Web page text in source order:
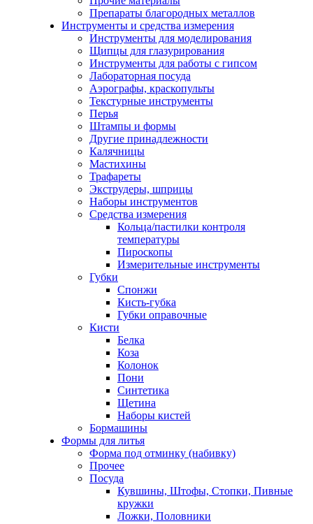
Препараты благородных металлов
Инструменты и средства измерения
Инструменты для моделирования
Щипцы для глазурирования
Инструменты для работы с гипсом
Лабораторная посуда
Аэрографы, краскопульты
Текстурные инструменты
Перья
Штампы и формы
Другие принадлежности
Калячницы
Мастихины
Трафареты
Экструдеры, шприцы
Наборы инструментов
Средства измерения
Кольца/пастилки контроля
температуры
Пироскопы
Измерительные инструменты
Губки
Спонжи
Кисть-губка
Губки оправочные
Кисти
Белка
Коза
Колонок
Пони
Синтетика
Щетина
Наборы кистей
Бормашины
Формы для литья
Форма под отминку (набивку)
Прочее
Посуда
Кувшины, Штофы, Стопки, Пивные
кружки
Ложки, Половники